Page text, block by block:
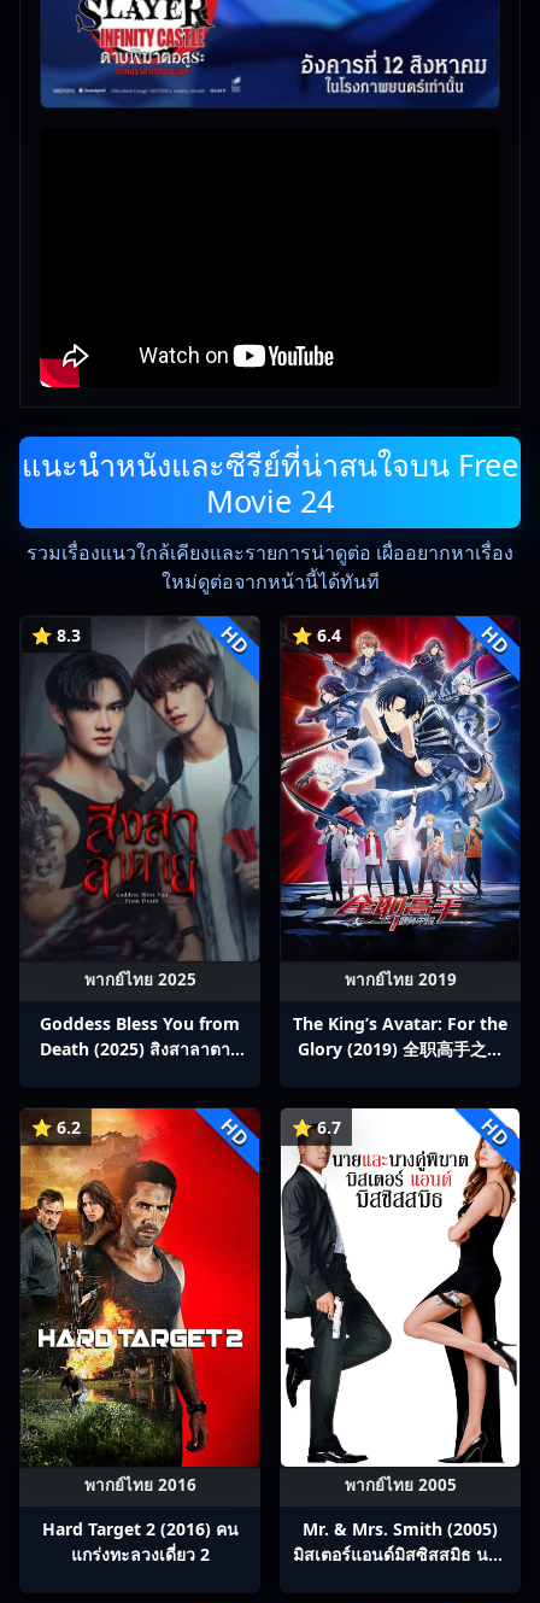
แนะนำหนังและซีรีย์ที่น่าสนใจบน Free
Movie 24
รวมเรื่องแนวใกล้เคียงและรายการน่าดูต่อ เผื่ออยากหาเรื่อง
ใหม่ดูต่อจากหน้านี้ได้ทันที
⭐ 8.3 HD
พากย์ไทย 2025
Goddess Bless You from
Death (2025) สิงสาลาตาย
⭐ 6.4 HD
พากย์ไทย 2019
The King’s Avatar: For the
Glory (2019) 全职高手之巅
⭐ 6.2 HD
พากย์ไทย 2016
Hard Target 2 (2016) คน
แกร่งทะลวงเดี่ยว 2
⭐ 6.7 HD
พากย์ไทย 2005
Mr. & Mrs. Smith (2005)
มิสเตอร์แอนด์มิสซิสสมิธ นาย